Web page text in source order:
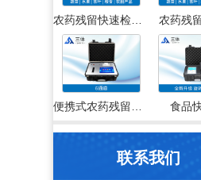
农药残
食品
联系我们